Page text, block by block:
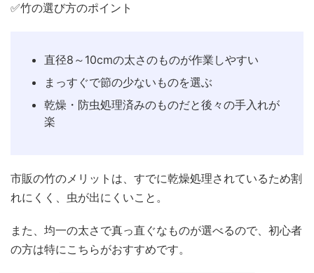
✅竹の選び方のポイント
直径8～10cmの太さのものが作業しやすい
まっすぐで節の少ないものを選ぶ
乾燥・防虫処理済みのものだと後々の手入れが
楽
市販の竹のメリットは、すでに乾燥処理されているため割
れにくく、虫が出にくいこと。
また、均一の太さで真っ直ぐなものが選べるので、初心者
の方は特にこちらがおすすめです。